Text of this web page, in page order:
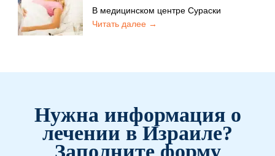
В медицинском центре Сураски
(Ихилов), что в Тель-Авиве, есть
Читать далее →
Нужна информация о
лечении в Израиле?
Заполните форму